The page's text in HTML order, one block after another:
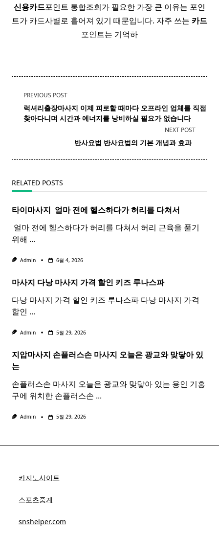
신용카드포인트 통합조회가 필요한 가장 큰 이유는 포인
트가 카드사별로 흩어져 있기 때문입니다. 자주 쓰는 카드
포인트는 기억하
<span
class="nav-
subtitle
PREVIOUS POST
럭셔리출장마사지 이제 피로할 때마다 오프라인 업체를 직접
찾아다니며 시간과 에너지를 낭비하실 필요가 없습니다
NEXT POST
반사요법 반사요법의 기본 개념과 효과 ​ ​
RELATED POSTS
타이마사지 ​ 얼마 전에 헬스하다가 허리를 다쳐서
​ 얼마 전에 헬스하다가 허리를 다쳐서 허리 근육을 풀기
위해 ...
Admin 6월 4, 2026
마사지 다낭마사지 가격 할인 키즈 루나스파
다낭 마사지 가격 할인 키즈 루나스파 다낭 마사지 가격
할인 ...
Admin 5월 29, 2026
지압마사지 손플러스손 마사지 오늘은 광교와 맞닿아 있
는
손플러스손 마사지 오늘은 광교와 맞닿아 있는 용인 기흥
구에 위치한 손플러스손 ...
Admin 5월 29, 2026
카지노사이트
스포츠중계
snshelper.com